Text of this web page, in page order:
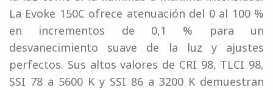
La Evoke 150C ofrece atenuación del 0 al 100 %
en incrementos de 0,1 % para un
desvanecimiento suave de la luz y ajustes
perfectos. Sus altos valores de CRI 98, TLCI 98,
SSI 78 a 5600 K y SSI 86 a 3200 K demuestran